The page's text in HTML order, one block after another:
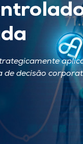
de decisão